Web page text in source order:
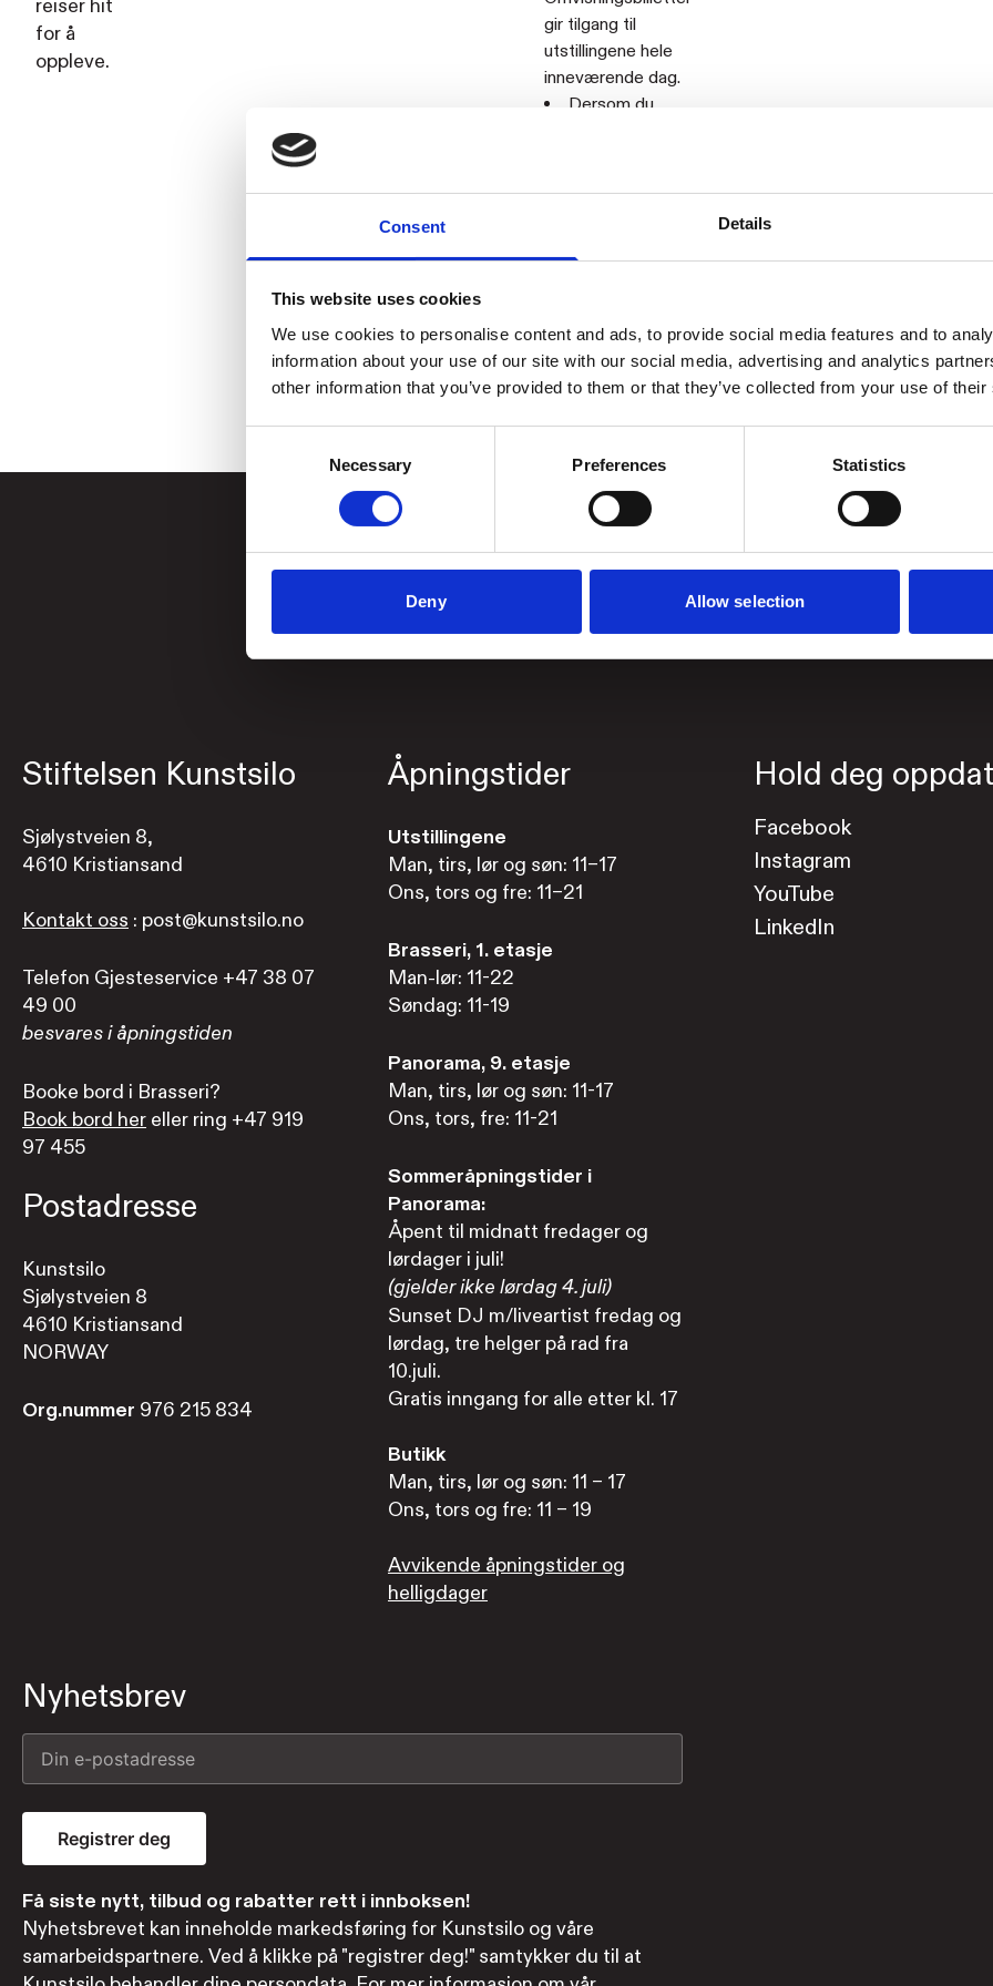
Consent Details
This website uses cookies
We use cookies to personalise content and ads, to provide social media features and to
information about your use of our site with our social media, advertising and analytics
other information that you’ve provided to them or that they’ve collected from your use of
Necessary Preferences Statistics
Deny Allow selection
reiser hit
for å
oppleve.
gir tilgang til
utstillingene hele
inneværende dag.
Dersom du
inngangsbillett».
Stiftelsen Kunstsilo
Sjølystveien 8,
4610 Kristiansand
Kontakt oss : post@kunstsilo.no
Telefon Gjesteservice +47 38 07
49 00
besvares i åpningstiden
Booke bord i Brasseri?
Book bord her eller ring +47 919
97 455
Postadresse
Kunstsilo
Sjølystveien 8
4610 Kristiansand
NORWAY
Org.nummer 976 215 834
Åpningstider
Utstillingene
Man, tirs, lør og søn: 11–17
Ons, tors og fre: 11–21
Brasseri, 1. etasje
Man-lør: 11-22
Søndag: 11-19
Panorama, 9. etasje
Man, tirs, lør og søn: 11-17
Ons, tors, fre: 11-21
Sommeråpningstider i
Panorama:
Åpent til midnatt fredager og
lørdager i juli!
(gjelder ikke lørdag 4. juli)
Sunset DJ m/liveartist fredag og
lørdag, tre helger på rad fra
10.juli.
Gratis inngang for alle etter kl. 17
Butikk
Man, tirs, lør og søn: 11 – 17
Ons, tors og fre: 11 – 19
Avvikende åpningstider og
helligdager
Hold deg
Facebook
Instagram
YouTube
LinkedIn
Nyhetsbrev
Registrer deg
Få siste nytt, tilbud og rabatter rett i innboksen!
Nyhetsbrevet kan inneholde markedsføring for Kunstsilo og våre
samarbeidspartnere. Ved å klikke på "registrer deg!" samtykker du til at